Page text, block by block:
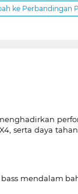
ke Perbandingan
serta daya
mendalam